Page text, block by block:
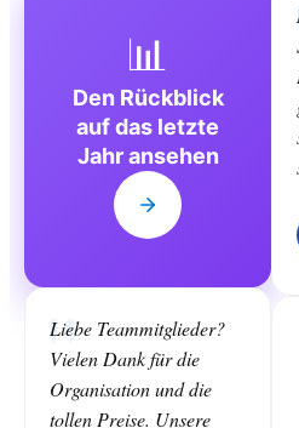
📊
Den Rückblick
auf das letzte
Jahr ansehen
Liebe Teammitglieder?
Vielen Dank für die
Organisation und die
tollen Preise. Unsere